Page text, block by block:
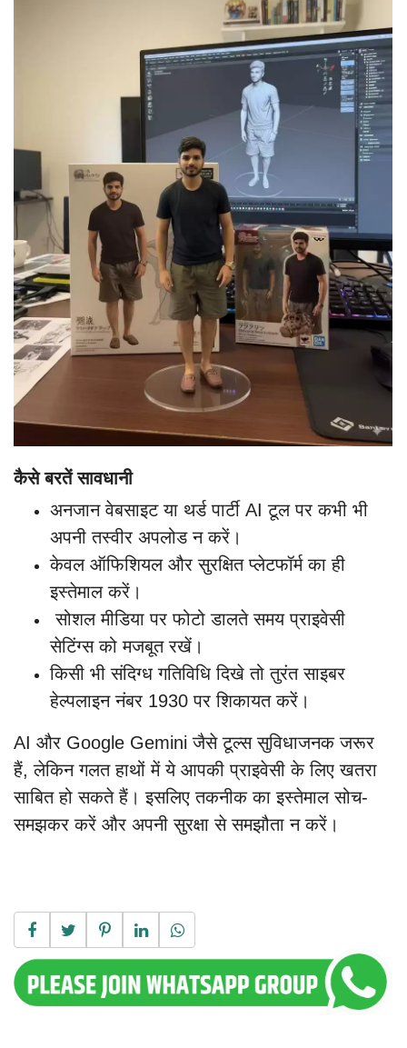
कैसे बरतें सावधानी
अनजान वेबसाइट या थर्ड पार्टी AI टूल पर कभी भी
अपनी तस्वीर अपलोड न करें।
केवल ऑफिशियल और सुरक्षित प्लेटफॉर्म का ही
इस्तेमाल करें।
सोशल मीडिया पर फोटो डालते समय प्राइवेसी
सेटिंग्स को मजबूत रखें।
किसी भी संदिग्ध गतिविधि दिखे तो तुरंत साइबर
हेल्पलाइन नंबर 1930 पर शिकायत करें।
AI और Google Gemini जैसे टूल्स सुविधाजनक जरूर
हैं, लेकिन गलत हाथों में ये आपकी प्राइवेसी के लिए खतरा
साबित हो सकते हैं। इसलिए तकनीक का इस्तेमाल सोच-
समझकर करें और अपनी सुरक्षा से समझौता न करें।